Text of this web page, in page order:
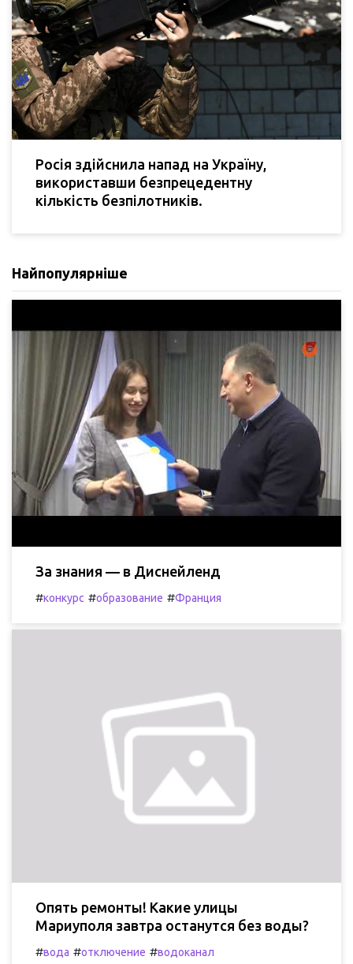
Росія здійснила напад на Україну,
використавши безпрецедентну
кількість безпілотників.
Найпопулярніше
За знания — в Диснейленд
#конкурс #образование #Франция
Опять ремонты! Какие улицы
Мариуполя завтра останутся без воды?
#вода #отключение #водоканал